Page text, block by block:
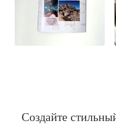
Создайте